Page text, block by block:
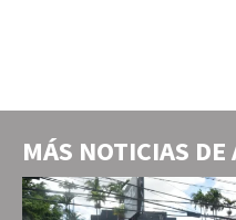
MÁS NOTICIAS DE